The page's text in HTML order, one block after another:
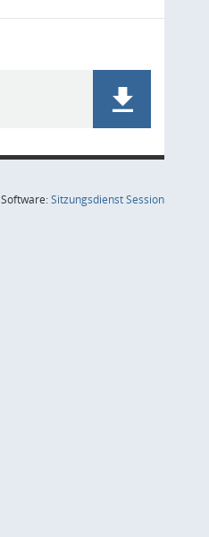
Software:SitzungsdienstSession(Wird in